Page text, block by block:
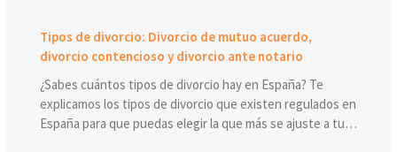
Tipos de divorcio: Divorcio de mutuo acuerdo,
divorcio contencioso y divorcio ante notario
¿Sabes cuántos tipos de divorcio hay en España? Te
explicamos los tipos de divorcio que existen regulados en
España para que puedas elegir la que más se ajuste a tu…